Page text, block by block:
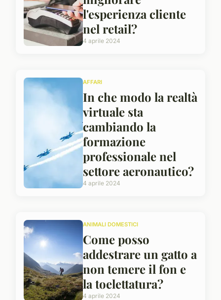
l'esperienza cliente
nel retail?
4 aprile 2024
AFFARI
In che modo la realtà
virtuale sta
cambiando la
formazione
professionale nel
settore aeronautico?
4 aprile 2024
ANIMALI DOMESTICI
Come posso
addestrare un gatto a
non temere il fon e
la toelettatura?
4 aprile 2024